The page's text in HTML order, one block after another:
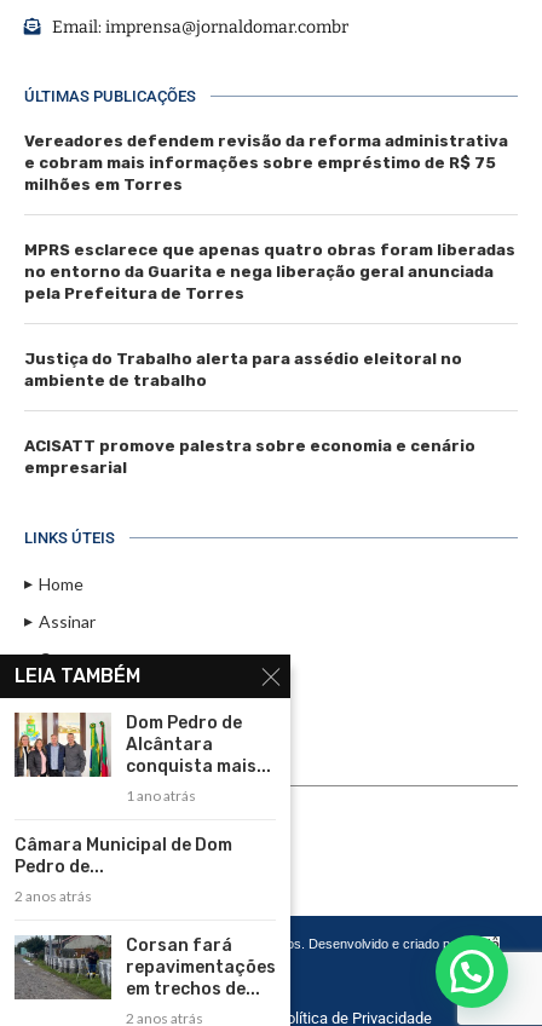
Email:imprensa@jornaldomar.combr
ÚLTIMAS PUBLICAÇÕES
Vereadores defendem revisão da reforma administrativa
e cobram mais informações sobre empréstimo de R$ 75
milhões em Torres
MPRS esclarece que apenas quatro obras foram liberadas
no entorno da Guarita e nega liberação geral anunciada
pela Prefeitura de Torres
Justiça do Trabalho alerta para assédio eleitoral no
ambiente de trabalho
ACISATT promove palestra sobre economia e cenário
empresarial
LINKS ÚTEIS
Home
Assinar
Contato
Política de Privacidade
Rádio Maristela - Ao Vivo
ASSINE
Copyright 2026 – Todos os Direitos Reservados. Desenvolvido e criado por
Cadô
Agência de Marketing
Home Contato Política de Privacidade
LEIA TAMBÉM
Dom Pedro de
Alcântara
conquista mais...
1 ano atrás
Câmara Municipal de Dom
Pedro de...
2 anos atrás
Corsan fará
repavimentações
em trechos de...
2 anos atrás